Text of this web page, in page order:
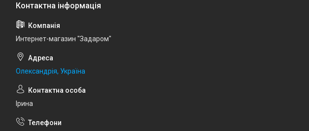
Интернет-магазин "Задаром"
Олександрія, Україна
Ірина